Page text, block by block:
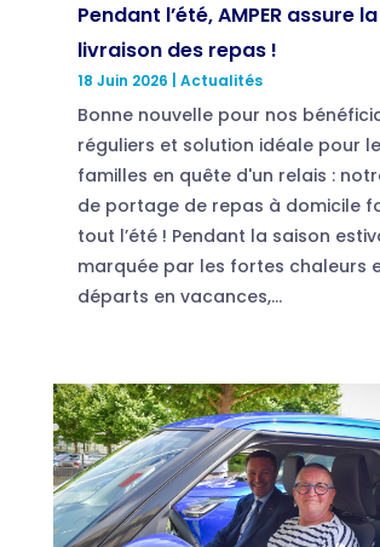
Pendant l’été, AMPER assure la
livraison des repas !
18 Juin 2026 Actualités
Bonne nouvelle pour nos
réguliers et solution idéale pour
familles en quête d'un relais :
de portage de repas à domicile
tout l’été ! Pendant la saison
marquée par les fortes chaleurs
départs en vacances,...